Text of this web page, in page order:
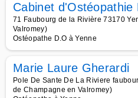
Cabinet d'Ostéopathie
71 Faubourg de la Rivière 73170
Valromey)
Ostéopathe D.O à Yenne
Marie Laure Gherardi
Pole De Sante De La Riviere
de Champagne en Valromey)